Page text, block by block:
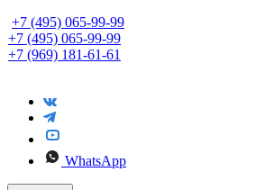
+7 (495) 065-99-99
+7 (495) 065-99-99
+7 (969) 181-61-61
WhatsApp